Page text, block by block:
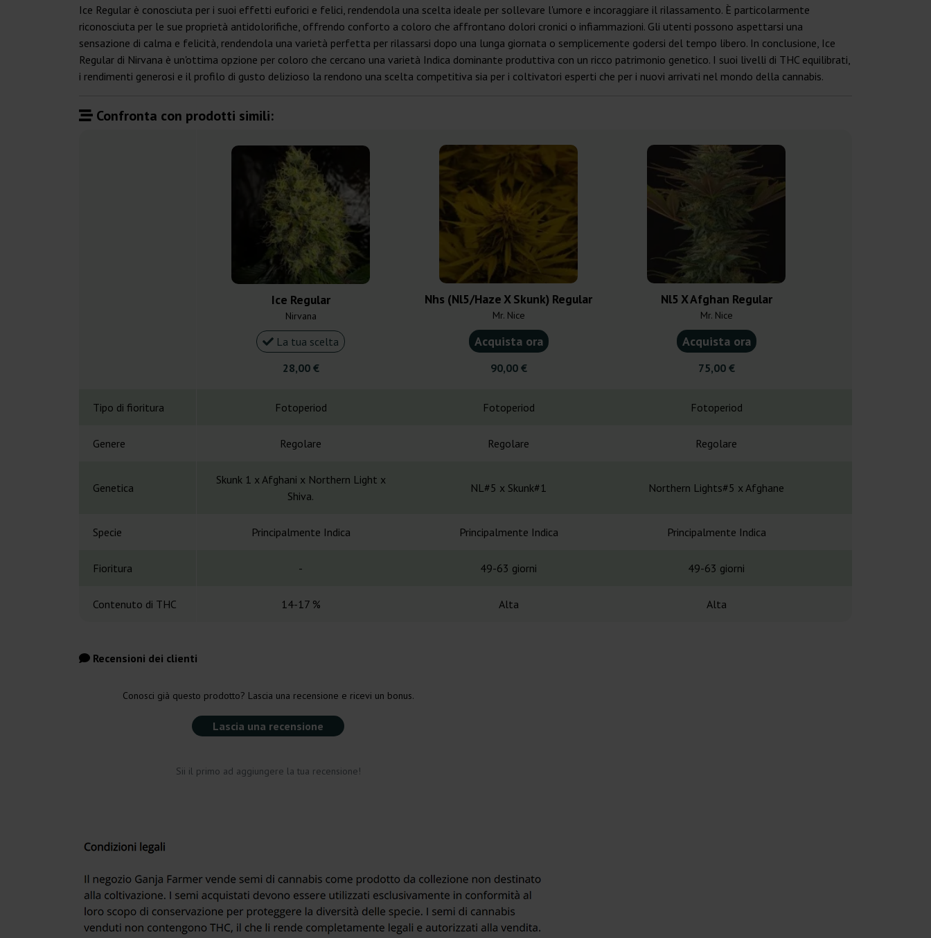
Ice Regular è conosciuta per i suoi effetti euforici e felici, rendendola una scelta ideale per sollevare l'umore e incoraggiare il rilassamento. È particolarmente
riconosciuta per le sue proprietà antidolorifiche, offrendo conforto a coloro che affrontano dolori cronici o infiammazioni. Gli utenti possono aspettarsi una
sensazione di calma e felicità, rendendola una varietà perfetta per rilassarsi dopo una lunga giornata o semplicemente godersi del tempo libero. In conclusione, Ice
Regular di Nirvana è un'ottima opzione per coloro che cercano una varietà Indica dominante produttiva con un ricco patrimonio genetico. I suoi livelli di THC equilibrati,
i rendimenti generosi e il profilo di gusto delizioso la rendono una scelta competitiva sia per i coltivatori esperti che per i nuovi arrivati nel mondo della cannabis.
Confronta con prodotti simili:
Ice Regular
Nirvana
La tua scelta
28,00 €
Nhs (Nl5/Haze X Skunk) Regular
Mr. Nice
Acquista ora
90,00 €
Nl5 X Afghan Regular
Mr. Nice
Acquista ora
75,00 €
Tipo di fioritura Fotoperiod Fotoperiod Fotoperiod
Genere Regolare Regolare Regolare
Genetica
Skunk 1 x Afghani x Northern Light x
Shiva.
NL#5 x Skunk#1 Northern Lights#5 x Afghane
Specie Principalmente Indica Principalmente Indica Principalmente Indica
Fioritura - 49-63 giorni 49-63 giorni
Contenuto di THC 14-17 % Alta Alta
Recensioni dei clienti
Conosci già questo prodotto? Lascia una recensione e ricevi un bonus.
Lascia una recensione
Sii il primo ad aggiungere la tua recensione!